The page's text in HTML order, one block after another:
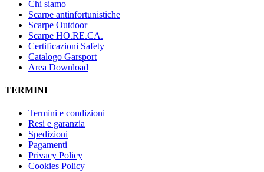
Chi siamo
Scarpe antinfortunistiche
Scarpe Outdoor
Scarpe HO.RE.CA.
Certificazioni Safety
Catalogo Garsport
Area Download
TERMINI
Termini e condizioni
Resi e garanzia
Spedizioni
Pagamenti
Privacy Policy
Cookies Policy